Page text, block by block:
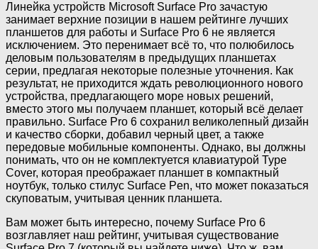
Линейка устройств Microsoft Surface Pro зачастую
занимает верхние позиции в нашем рейтинге лучших
планшетов для работы и Surface Pro 6 не является
исключением. Это перенимает всё то, что полюбилось
деловым пользователям в предыдущих планшетах
серии, предлагая некоторые полезные уточнения. Как
результат, не приходится ждать революционного нового
устройства, предлагающего море новых решений,
вместо этого мы получаем планшет, который всё делает
правильно. Surface Pro 6 сохранил великолепный дизайн
и качество сборки, добавил черный цвет, а также
передовые мобильные компоненты. Однако, вы должны
понимать, что он не комплектуется клавиатурой Type
Cover, которая преображает планшет в компактный
ноутбук, только стилус Surface Pen, что может показаться
скуповатым, учитывая ценник планшета.
Вам может быть интересно, почему Surface Pro 6
возглавляет наш рейтинг, учитывая существование